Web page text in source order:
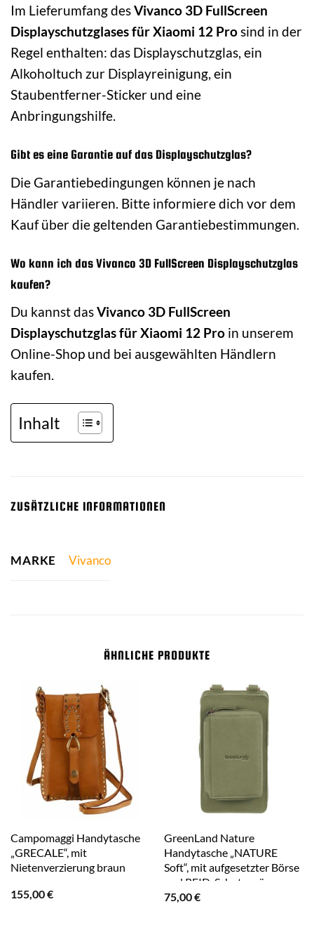
Im Lieferumfang desVivanco 3D FullScreen
Displayschutzglases für Xiaomi 12 Prosind in der
Regel enthalten: das Displayschutzglas, ein
Alkoholtuch zur Displayreinigung, ein
Staubentferner-Sticker und eine
Anbringungshilfe.
Gibt es eine Garantie auf das Displayschutzglas?
Die Garantiebedingungen können je nach
Händler variieren. Bitte informiere dich vor dem
Kauf über die geltenden Garantiebestimmungen.
Wo kann ich das Vivanco 3D FullScreen Displayschutzglas
kaufen?
Du kannst dasVivanco 3D FullScreen
Displayschutzglas für Xiaomi 12 Pro in unserem
Online-Shop und bei ausgewählten Händlern
kaufen.
Inhalt
ZUSÄTZLICHE INFORMATIONEN
MARKE Vivanco
ÄHNLICHE PRODUKTE
Campomaggi Handytasche
„GRECALE“, mit
Nietenverzierung braun
155,00€
GreenLand Nature
Handytasche „NATURE
Soft“, mit aufgesetzter Börse
und RFID-Schutz grün
75,00€